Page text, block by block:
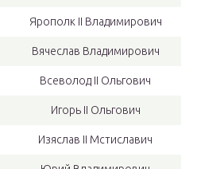
Ярополк II Владимирович
Вячеслав Владимирович
Всеволод II Ольгович
Игорь II Ольгович
Изяслав II Мстиславич